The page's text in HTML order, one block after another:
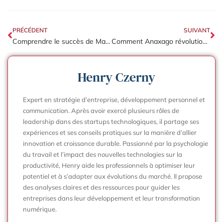
PRÉCÉDENT
Comprendre le succès de Mailo : l’avantage stratégique pour les entreprises
SUIVANT
Comment Anaxago révolutionne l’investissement en PME et immobilier
Henry Czerny
Expert en stratégie d’entreprise, développement personnel et
communication. Après avoir exercé plusieurs rôles de
leadership dans des startups technologiques, il partage ses
expériences et ses conseils pratiques sur la manière d’allier
innovation et croissance durable. Passionné par la psychologie
du travail et l’impact des nouvelles technologies sur la
productivité, Henry aide les professionnels à optimiser leur
potentiel et à s’adapter aux évolutions du marché. Il propose
des analyses claires et des ressources pour guider les
entreprises dans leur développement et leur transformation
numérique.